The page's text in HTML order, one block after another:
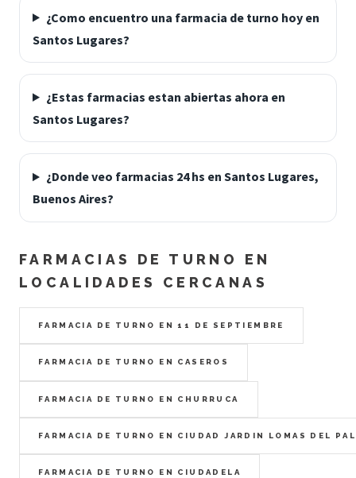
¿Como encuentro una farmacia de turno hoy en
Santos Lugares?
¿Estas farmacias estan abiertas ahora en
Santos Lugares?
¿Donde veo farmacias 24 hs en Santos Lugares,
Buenos Aires?
FARMACIAS DE TURNO EN
LOCALIDADES CERCANAS
FARMACIA DE TURNO EN 11 DE SEPTIEMBRE
FARMACIA DE TURNO EN CASEROS
FARMACIA DE TURNO EN CHURRUCA
FARMACIA DE TURNO EN CIUDAD JARDIN LOMAS DEL
FARMACIA DE TURNO EN CIUDADELA